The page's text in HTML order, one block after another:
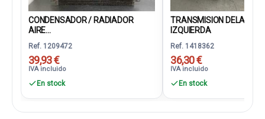
CONDENSADOR / RADIADOR
AIRE...
Ref. 1209472
39,93 €
IVA incluido
En stock
TRANSMISION
IZQUIERDA
Ref. 1418362
36,30 €
IVA incluido
En stock